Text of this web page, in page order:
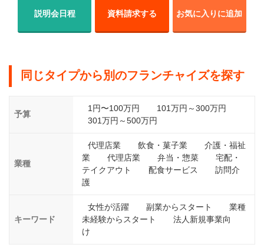
説明会日程 資料請求する お気に入りに追加
同じタイプから別のフランチャイズを探す
予算
1円〜100万円
101万円～300万円
301万円～500万円
業種
代理店業 飲食・菓子業
介護・福祉
業
代理店業 弁当・惣菜
宅配・
テイクアウト
配食サービス
訪問介
護
キーワード
女性が活躍 副業からスタート
業種
未経験からスタート
法人新規事業向
け